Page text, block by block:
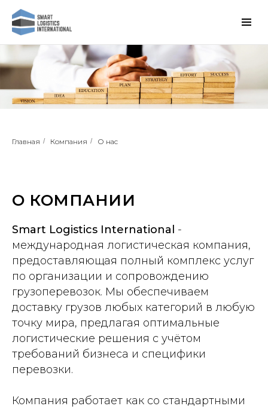
Главная / Компания / О нас
О КОМПАНИИ
Smart Logistics International -
международная логистическая компания,
предоставляющая полный комплекс услуг
по организации и сопровождению
грузоперевозок. Мы обеспечиваем
доставку грузов любых категорий в любую
точку мира, предлагая оптимальные
логистические решения с учётом
требований бизнеса и специфики
перевозки.
Компания работает как со стандартными